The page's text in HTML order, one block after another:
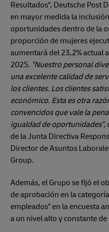
Resultados", Deutsche Post
en mayor medida la
oportunidades dentro de la
proporción de mujeres
aumentará del 23,2% actual
2025. "Nuestro personal
una excelente calidad de
los clientes. Los clientes
económico. Esta es otra
convencidos que vale la
igualdad de oportunidades",
de la Junta Directiva
Director de Asuntos
Group.
Además, el Grupo se fijó el
de aprobación en la
empleados" en la encuesta
a un nivel alto y constante de